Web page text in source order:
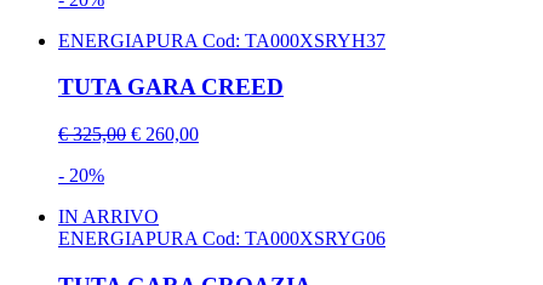
ENERGIAPURA Cod: TA000XSRYH37
TUTA GARA CREED
€ 325,00 € 260,00
- 20%
IN ARRIVO
ENERGIAPURA Cod: TA000XSRYG06